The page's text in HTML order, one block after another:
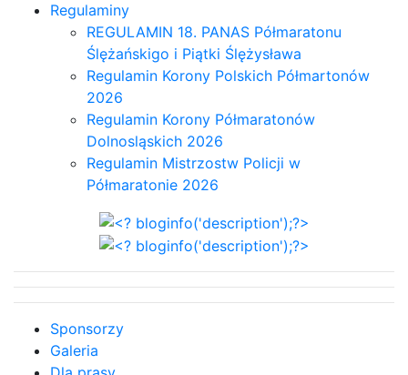
Regulaminy
REGULAMIN 18. PANAS Półmaratonu
Ślężańskigo i Piątki Ślężysława
Regulamin Korony Polskich Półmartonów
2026
Regulamin Korony Półmaratonów
Dolnosląskich 2026
Regulamin Mistrzostw Policji w
Półmaratonie 2026
Sponsorzy
Galeria